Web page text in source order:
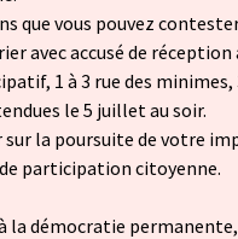
que vous pouvez
avec accusé de
1 à 3 rue des minimes,
le 5 juillet au soir.
la poursuite de votre
participation citoyenne.
la démocratie